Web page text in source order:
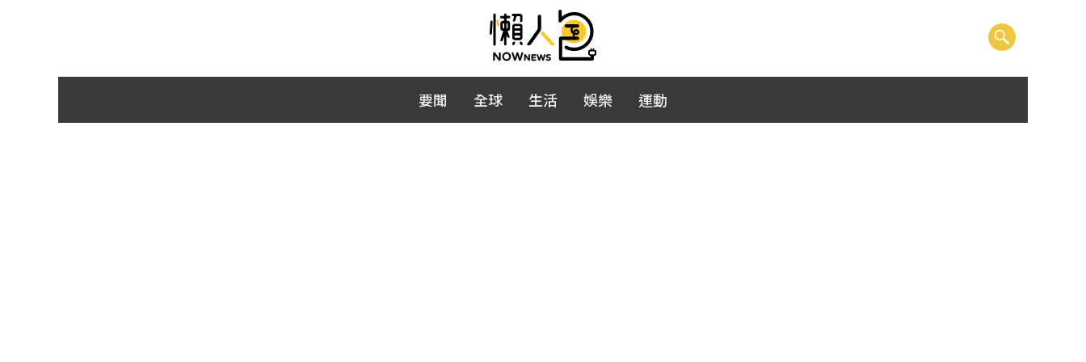
要聞 全球 生活 娛樂 運動